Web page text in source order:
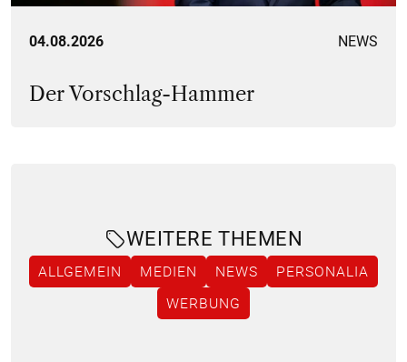
04.08.2026 NEWS
Der Vorschlag-Hammer
WEITERE THEMEN
ALLGEMEIN MEDIEN NEWS
PERSONALIA
WERBUNG